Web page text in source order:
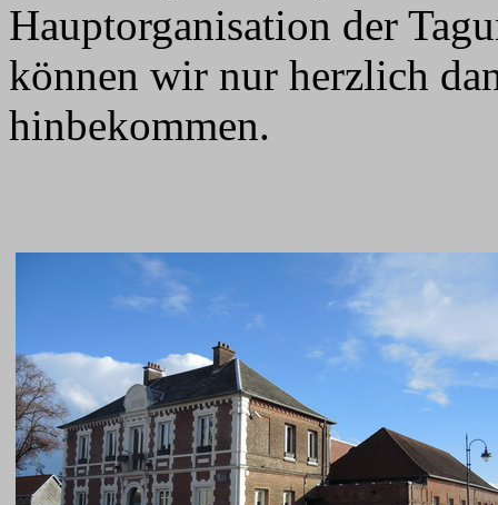
Hauptorganisation der
können wir nur herzlich
hinbekommen.